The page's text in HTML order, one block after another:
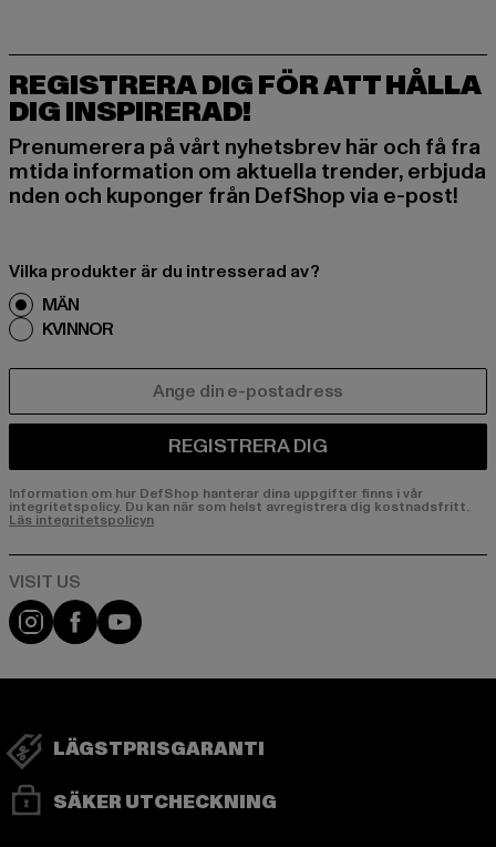
REGISTRERA DIG FÖR ATT HÅLLA
DIG INSPIRERAD!
Prenumerera på vårt nyhetsbrev här och få fra
mtida information om aktuella trender, erbjuda
nden och kuponger från DefShop via e-post!
Vilka produkter är du intresserad av?
MÄN
KVINNOR
REGISTRERA DIG
Information om hur DefShop hanterar dina uppgifter finns i vår
integritetspolicy. Du kan när som helst avregistrera dig kostnadsfritt.
Läs integritetspolicyn
Visit our Instagram page:
Visit our Facebook page:
Visit our YouTube channel:
LÄGSTPRISGARANTI
SÄKER UTCHECKNING